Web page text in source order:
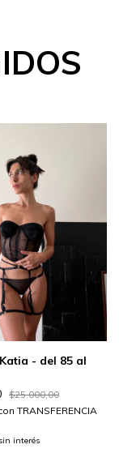
- del 85 al
$25.000,00
TRANSFERENCIA
sin interés